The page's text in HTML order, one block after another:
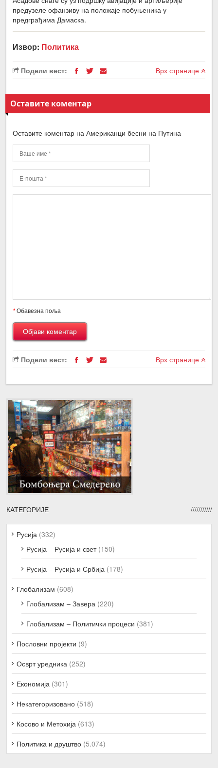
предузеле офанзиву на положаје побуњеника у
предграђима Дамаска.
Извор: Политика
Подели вест: Врх странице
Оставите коментар
Оставите коментар на Американци бесни на Путина
*Обавезна поља
Подели вест: Врх странице
КАТЕГОРИЈЕ
Русија (332)
Русија – Русија и свет(150)
Русија – Русија и Србија (178)
Глобализам (608)
Глобализам – Завера (220)
Глобализам – Политички процеси (381)
Пословни пројекти (9)
Осврт уредника (252)
Економија (301)
Некатегоризовано (518)
Косово и Метохија (613)
Политика и друштво (5.074)